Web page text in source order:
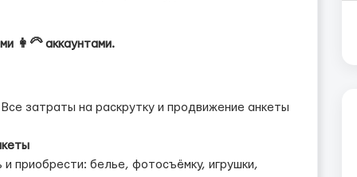
👩‍🦳 аккаунтами.
затраты на раскрутку и продвижение анкеты
приобрести: белье, фотосъёмку, игрушки,